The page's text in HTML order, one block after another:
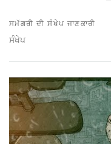
ਸਮੱਗਰੀ ਦੀ ਸੰਖੇਪ ਜਾਣਕਾਰੀ
ਸੰਖੇਪ